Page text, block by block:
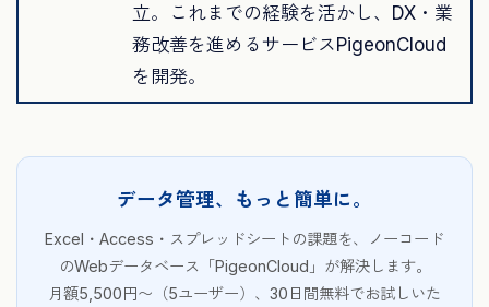
立。これまでの経験を活かし、DX・業
務改善を進めるサービスPigeonCloud
を開発。
データ管理、もっと簡単に。
Excel・Access・スプレッドシートの課題を、ノーコード
のWebデータベース「PigeonCloud」が解決します。
月額5,500円〜（5ユーザー）、30日間無料でお試しいた